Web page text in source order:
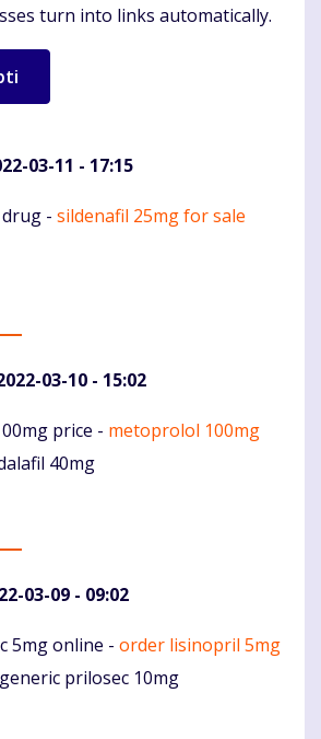
turn into links automatically.
03-11 - 17:15
- sildenafil 25mg for sale
03-10 - 15:02
price - metoprolol 100mg
40mg
03-09 - 09:02
5mg online - order lisinopril 5mg
prilosec 10mg